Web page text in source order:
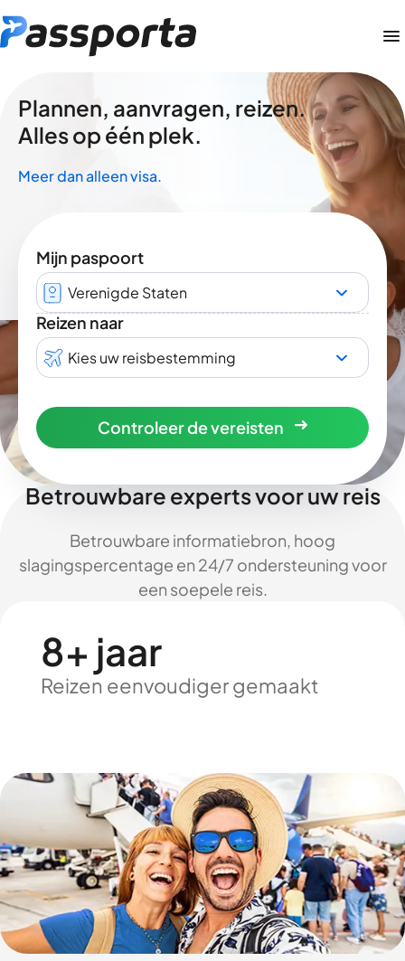
Plannen, aanvragen, reizen.
Alles op één plek.
Meer dan alleen visa.
Mijn paspoort
Verenigde Staten
Reizen naar
Kies uw reisbestemming
Controleer de vereisten
Betrouwbare experts voor uw reis
Betrouwbare informatiebron, hoog
slagingspercentage en 24/7 ondersteuning voor
een soepele reis.
8+ jaar
Reizen eenvoudiger gemaakt